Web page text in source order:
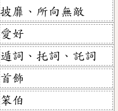
披靡、所向無敵
愛好
遁詞、托詞、託詞
首飾
笨伯